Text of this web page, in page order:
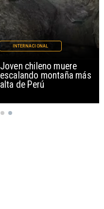
Joven chileno muere
escalando montaña más
alta de Perú
INTERNACIONAL